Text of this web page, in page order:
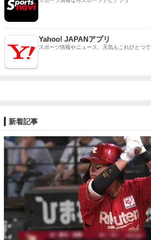
Yahoo! JAPANアプリ
スポーツ情報やニュース、天気もこれひとつで
新着記事